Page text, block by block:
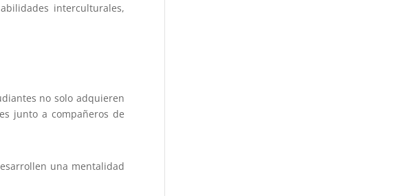
interculturales,
no solo adquieren
junto a compañeros de
una mentalidad